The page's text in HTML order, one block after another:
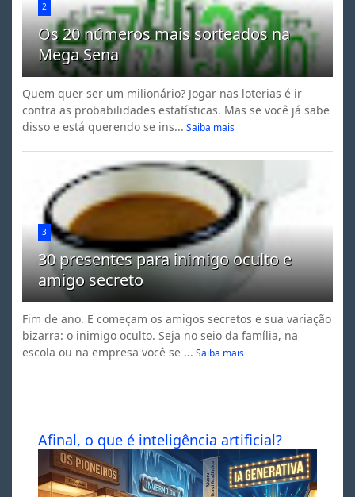
2
Os 20 números mais sorteados na
Mega Sena
Quem quer ser um milionário? Jogar nas loterias é ir
contra as probabilidades estatísticas. Mas se você já sabe
disso e está querendo se ins... Saiba mais
3
30 presentes para inimigo oculto e
amigo secreto
Fim de ano. E começam os amigos secretos e sua variação
bizarra: o inimigo oculto. Seja no seio da família, na
escola ou na empresa você se ... Saiba mais
Afinal, o que é inteligência artificial?